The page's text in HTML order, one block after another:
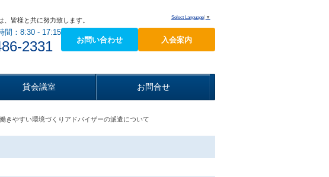
Select Language ▼
皆様と共に努力致します。
間：8:30 - 17:15
2331 お問い合わせ 入会案内
貸会議室 お問合せ
きやすい環境づくりアドバイザーの派遣について